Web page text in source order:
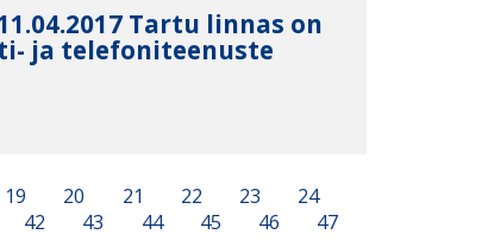
Tartu linnas on
ja telefoniteenuste
19 20 21 22 23
24
42 43 44 45 46
47